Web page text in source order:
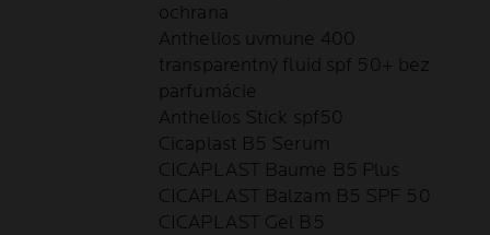
ochrana
Anthelios uvmune 400
transparentný fluid spf 50+ bez
parfumácie
Anthelios Stick spf50
Cicaplast B5 Serum
CICAPLAST Baume B5 Plus
CICAPLAST Balzam B5 SPF 50
CICAPLAST Gel B5